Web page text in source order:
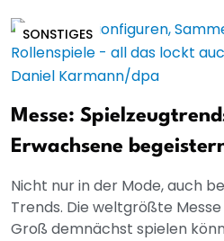
SONSTIGES
Messe:
Erwachsene
Nicht nur in der Mode, auch
Trends. Die weltgrößte
Groß demnächst spielen